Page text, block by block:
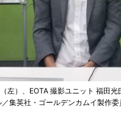
左）、EOTA 撮影ユニット 福田
集英社・ゴールデンカムイ製作委